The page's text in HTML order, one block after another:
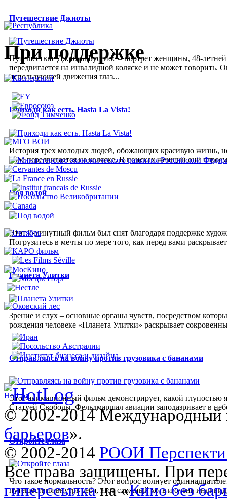
Путешествие Джиоты
Путешествие Джиоты Буссиос – портрет женщины, 48-
передвигается на инвалидной коляске и не может
использующей движения глаз...
Приходи как есть. Hasta La Vista!
История трех молодых людей, обожающих красивую жизнь,
двое передвигается на коляске. В поисках женщин они
Под водой
Этот 7-минутный фильм был снят благодаря поддержке
Погрузитесь в мечты по мере того, как перед вами
Планета Улитки
Зрение и слух – основные органы чувств, посредством
рождения человеке «Планета Улитки» раскрывает
Отправляясь на войну против грузовика с бананами
Этот анимационный фильм демонстрирует, какой глупостью
Статуей Свободы. Фельдмаршал авиации заподазривает в
Откройте глаза
Что такое нормальность? Этот вопрос волнует
путешествия внутрь себя, этот сложный хоть и очень
При поддержке
© 2002-2014 Международный
барьеров».
© 2002-2014 РООИ
Все права защищены. При
гиперссылкана «Кино без